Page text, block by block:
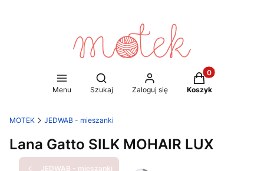
Menu
Otwórz wyszukiwarkę
Szukaj Zaloguj się
Produkty w
Koszyk
MOTEK JEDWAB - mieszanki
Lana Gatto SILK MOHAIR LUX
JEDWAB - mieszanki